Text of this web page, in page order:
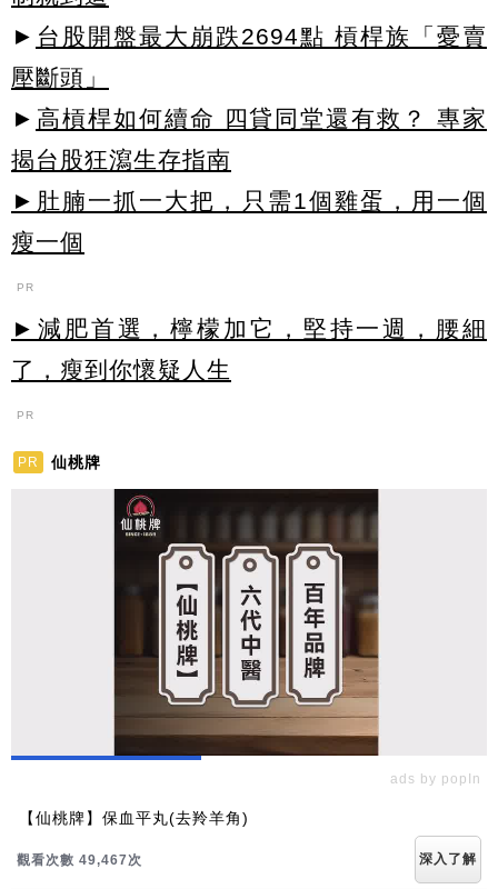
► 台股開盤最大崩跌2694點 槓桿族「憂賣
壓斷頭」
► 高槓桿如何續命 四貸同堂還有救？ 專家
揭台股狂瀉生存指南
►肚腩一抓一大把，只需1個雞蛋，用一個
瘦一個
PR
►減肥首選，檸檬加它，堅持一週，腰細
了，瘦到你懷疑人生
PR
PR 仙桃牌
ads by popIn
【仙桃牌】保血平丸(去羚羊角)
觀看次數 49,467次 深入了解